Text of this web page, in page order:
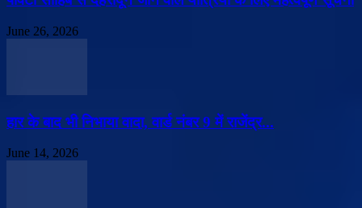
June 26, 2026
हार के बाद भी निभाया वादा, वार्ड नंबर 9 में राजेंद्र...
June 14, 2026